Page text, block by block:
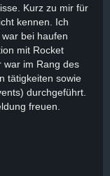
Kurz zu mir für
kennen. Ich
bei haufen
mit Rocket
war im Rang des
tätigkeiten sowie
durchgeführt.
freuen.